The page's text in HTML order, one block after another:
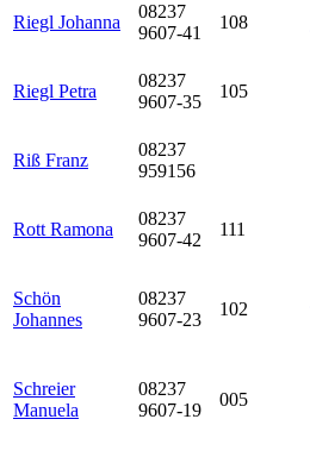
Riegl Johanna
08237
9607-41
108
Riegl Petra
08237
9607-35
105
Riß Franz
08237
959156
Rott Ramona
08237
9607-42
111
Schön
Johannes
08237
9607-23
102
Schreier
Manuela
08237
9607-19
005